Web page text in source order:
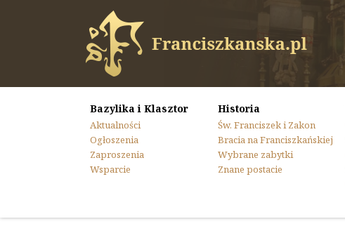
Bazylika i Klasztor
Aktualności
Ogłoszenia
Zaproszenia
Wsparcie
Historia
Św. Franciszek i Zakon
Bracia na Franciszkańskiej
Wybrane zabytki
Znane postacie